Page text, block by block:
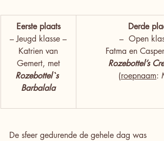
Eerste plaats
– Jeugd klasse –
Katrien van
Gemert, met
Rozebottel`s
Barbalala
Derde
–  Open
Fatma en
Rozebottel’s
(roepnaam:
De sfeer gedurende de gehele dag was